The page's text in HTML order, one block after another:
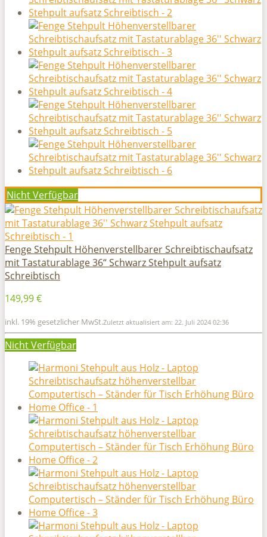
Nicht Verfügbar
Fenge Stehpult Höhenverstellbarer Schreibtischaufsatz
mit Tastaturablage 36“ Schwarz Stehpult aufsatz
Schreibtisch
149,99 €
inkl. 19% gesetzlicher MwSt.Zuletzt aktualisiert am: 22. Juli 2024 02:36
Nicht Verfügbar